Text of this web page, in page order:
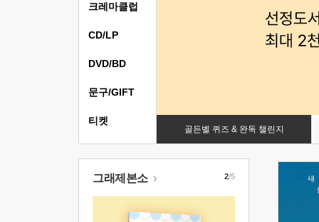
골든벨 퀴즈 & 완독 챌린지
크레마클럽
CD/LP
DVD/BD
문구/GIFT
티켓
그래제본소 2/5